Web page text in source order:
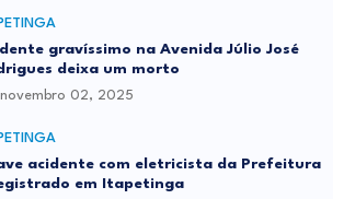
gravíssimo na Avenida Júlio José
deixa um morto
novembro 02, 2025
acidente com eletricista da Prefeitura
em Itapetinga